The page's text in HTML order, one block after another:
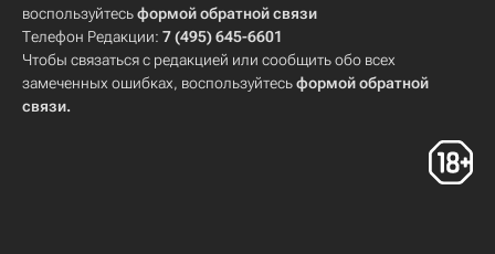
воспользуйтесьформой обратной связи
Телефон Редакции: 7 (495) 645-6601
Чтобы связаться с редакцией или сообщить обо всех
замеченных ошибках, воспользуйтесьформой обратной
связи.